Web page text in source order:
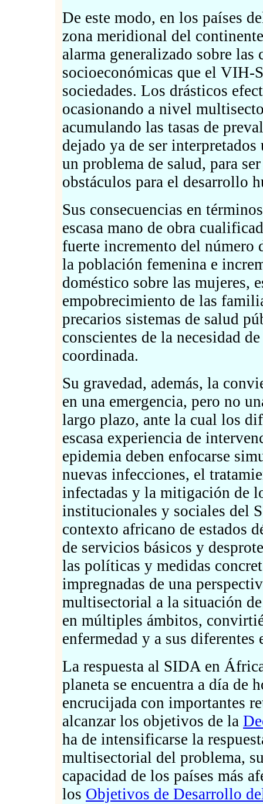
De este modo, en los países
zona meridional del
alarma generalizado sobre las
socioeconómicas que el VIH-
sociedades. Los drásticos
ocasionando a nivel
acumulando las tasas de
dejado ya de ser
un problema de salud, para
obstáculos para el desarrollo
Sus consecuencias en
escasa mano de obra
fuerte incremento del número
la población femenina e
doméstico sobre las mujeres,
empobrecimiento de las
precarios sistemas de salud
conscientes de la necesidad
coordinada.
Su gravedad, además, la
en una emergencia, pero no
largo plazo, ante la cual los
escasa experiencia de
epidemia deben enfocarse
nuevas infecciones, el
infectadas y la mitigación de
institucionales y sociales del
contexto africano de estados
de servicios básicos y
las políticas y medidas
impregnadas de una
multisectorial a la situación
en múltiples ámbitos,
enfermedad y a sus
La respuesta al SIDA en
planeta se encuentra a día de
encrucijada con importantes
alcanzar los objetivos de la
ha de intensificarse la
multisectorial del problema,
capacidad de los países más
los Objetivos de Desarrollo